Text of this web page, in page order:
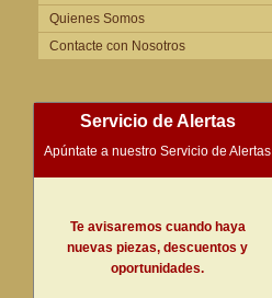
Quienes Somos
Contacte con Nosotros
Servicio de Alertas
Apúntate a nuestro Servicio de Alertas
Te avisaremos cuando haya
nuevas piezas, descuentos y
oportunidades.